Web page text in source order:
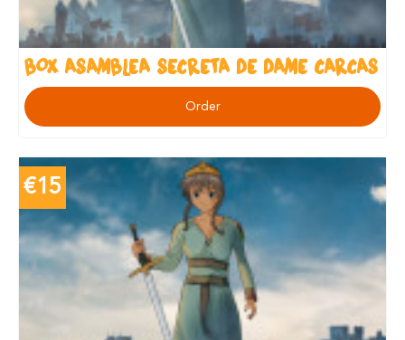
BOX ASAMBLEA SECRETA DE DAME CARCAS
Order
€15